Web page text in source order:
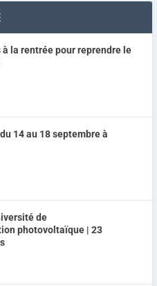
la rentrée pour reprendre le
14 au 18 septembre à
de
photovoltaïque | 23